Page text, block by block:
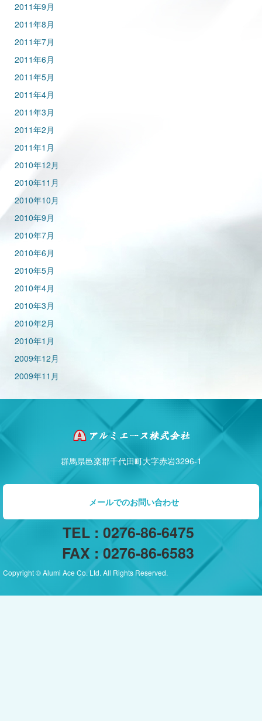
2011年9月
2011年8月
2011年7月
2011年6月
2011年5月
2011年4月
2011年3月
2011年2月
2011年1月
2010年12月
2010年11月
2010年10月
2010年9月
2010年7月
2010年6月
2010年5月
2010年4月
2010年3月
2010年2月
2010年1月
2009年12月
2009年11月
群馬県邑楽郡千代田町大字赤岩3296-1
メールでのお問い合わせ
TEL : 0276-86-6475
FAX : 0276-86-6583
Copyright © Alumi Ace Co. Ltd. All Rights Reserved.